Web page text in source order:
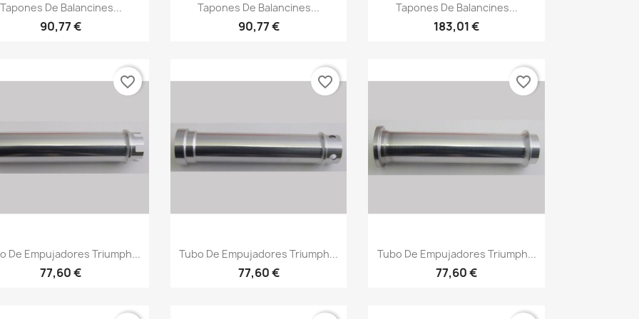
Vista rápida
Tapones De Balancines...
90,77 €
Vista rápida
Tapones De Balancines...
90,77 €
Vista rápida
Tapones De Balancines...
183,01 €
Vista rápida
De Empujadores Triumph...
77,60 €
favorite_border
Vista rápida
Tubo De Empujadores Triumph...
77,60 €
favorite_border
Vista rápida
Tubo De Empujadores Triumph...
77,60 €
favorite_border